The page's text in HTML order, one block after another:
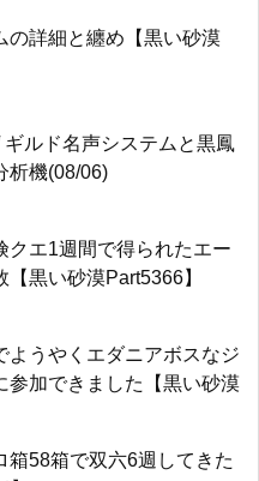
の詳細と纏め【黒い砂漠
ルド名声システムと黒鳳
析機(08/06)
クエ1週間で得られたエー
黒い砂漠Part5366】
ようやくエダニアボスなジ
参加できました【黒い砂漠
箱58箱で双六6週してきた